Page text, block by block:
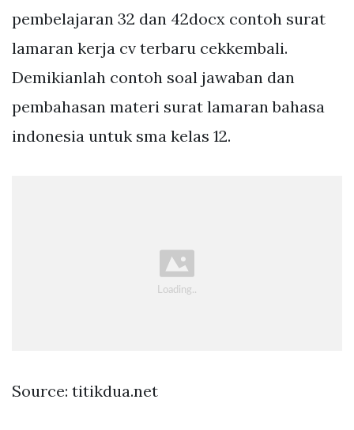
pembelajaran 32 dan 42docx contoh surat
lamaran kerja cv terbaru cekkembali.
Demikianlah contoh soal jawaban dan
pembahasan materi surat lamaran bahasa
indonesia untuk sma kelas 12.
Source: titikdua.net